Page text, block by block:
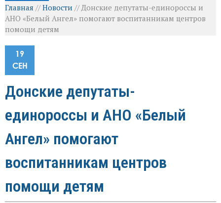
Главная //Новости // Донские депутаты-единороссы и
АНО «Белый Ангел» помогают воспитанникам центров
помощи детям
19
СЕН
Донские депутаты-
единороссы и АНО «Белый
Ангел» помогают
воспитанникам центров
помощи детям